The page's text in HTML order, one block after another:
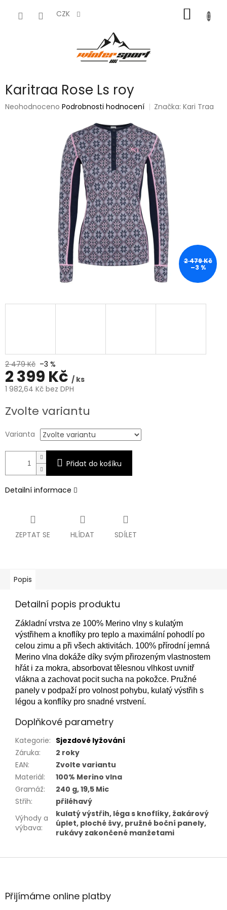
CZK
KOŠÍK
Karitraa Rose Ls roy
Průměrné
Neohodnoceno Podrobnosti hodnocení Značka:Kari Traa
2 479 Kč
–3 %
2 479 Kč –3 %
2 399 Kč / ks
1 982,64 Kč bez DPH
cena:
Zvolte variantu
Varianta
Přidat do košíku
Detailní informace
ZEPTAT SE HLÍDAT SDÍLET
Popis
Detailní popis produktu
Základní vrstva ze 100% Merino vlny s kulatým
výstřihem a knoflíky pro teplo a maximální pohodlí po
celou zimu a při všech aktivitách. 100% přírodní jemná
Merino vlna dokáže díky svým přirozeným vlastnostem
hřát i za mokra, absorbovat tělesnou vlhkost uvnitř
vlákna a zachovat pocit sucha na pokožce. Pružné
panely v podpaží pro volnost pohybu, kulatý výstřih s
légou a konflíky pro snadné vrstvení.
Doplňkové parametry
Kategorie: Sjezdové lyžování
Záruka:
2 roky
EAN:
Zvolte variantu
Materiál:
100% Merino vlna
Gramáž:
240 g, 19,5 Mic
Střih:
přiléhavý
Výhody a
výbava:
kulatý výstřih, léga s knoflíky, žakárový
úplet, ploché švy, pružné boční panely,
rukávy zakončené manžetami
Z
aPřijímáme online platby